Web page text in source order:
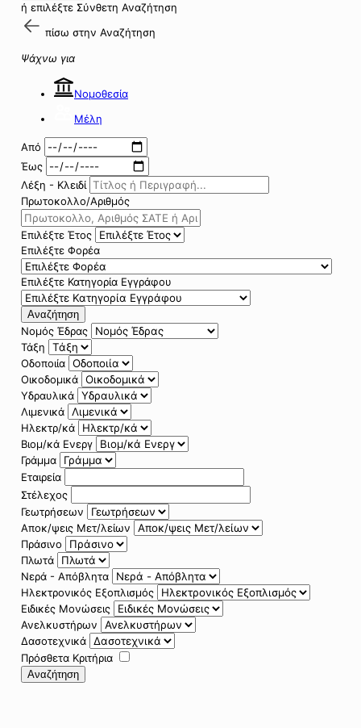
ή επιλέξτε Σύνθετη Αναζήτηση
πίσω στην Αναζήτηση
Ψάχνω για
Νομοθεσία
Μέλη
Από
Έως
Λέξη - Κλειδί
Πρωτοκολλο/Αριθμός
Επιλέξτε Έτος
Επιλέξτε Φορέα
Επιλέξτε Κατηγορία Εγγράφου
Αναζήτηση
Νομός Έδρας
Τάξη
Οδοποιία
Οικοδομικά
Υδραυλικά
Λιμενικά
Ηλεκτρ/κά
Βιομ/κά Ενεργ
Γράμμα
Εταιρεία
Στέλεχος
Γεωτρήσεων
Αποκ/ψεις Μετ/λείων
Πράσινο
Πλωτά
Νερά - Απόβλητα
Ηλεκτρονικός Εξοπλισμός
Ειδικές Μονώσεις
Ανελκυστήρων
Δασοτεχνικά
Πρόσθετα Κριτήρια
Αναζήτηση